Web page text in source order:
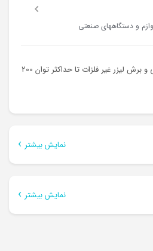
و دستگاههای صنعتی
این آینه در دستگاه های حکاکی و برش لیزر غیر فلزات تا حداکثر توان 200
نمایش بیشتر
نمایش بیشتر